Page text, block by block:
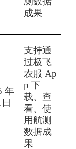
成果
年
日
支持通
过极飞
农服 Ap
p 下
载、查
看、使
用航测
数据成
果